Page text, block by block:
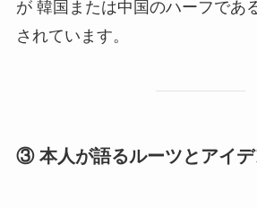
が 韓国または中国のハーフであ
されています。
③ 本人が語るルーツとアイデ